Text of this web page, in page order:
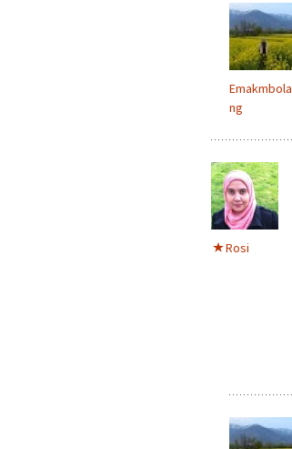
Emakmbola
ng
Rosi